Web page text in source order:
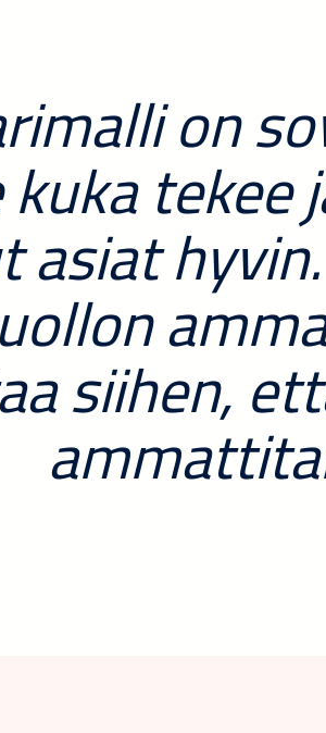
on
tekee
asiat
siihen,